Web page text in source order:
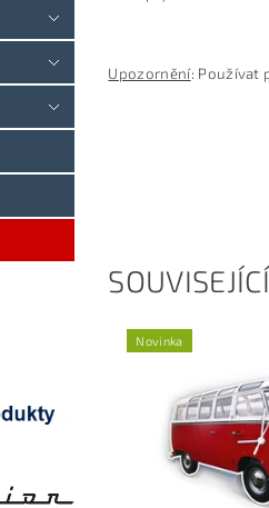
Upozornění: Používat
Novinka